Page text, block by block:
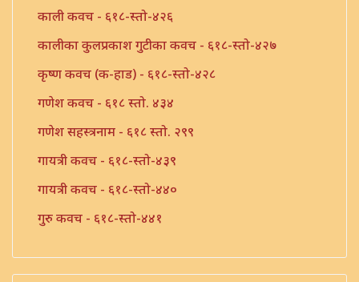
काली कवच - ६१८-स्तो-४२६
कालीका कुलप्रकाश गुटीका कवच - ६१८-स्तो-४२७
कृष्ण कवच (क-हाड) - ६१८-स्तो-४२८
गणेश कवच - ६१८ स्तो. ४३४
गणेश सहस्त्रनाम - ६१८ स्तो. २९९
गायत्री कवच - ६१८-स्तो-४३९
गायत्री कवच - ६१८-स्तो-४४०
गुरु कवच - ६१८-स्तो-४४१
तुलसी कवच - ६१८-स्तो-४४३